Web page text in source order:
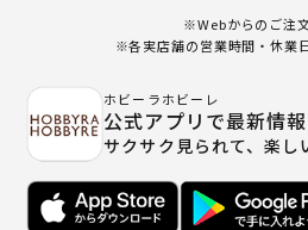
※Webからのご注
※各実店舗の営業時間・休業
ホビーラホビーレ
公式アプリで最新情報
サクサク見られて、楽し